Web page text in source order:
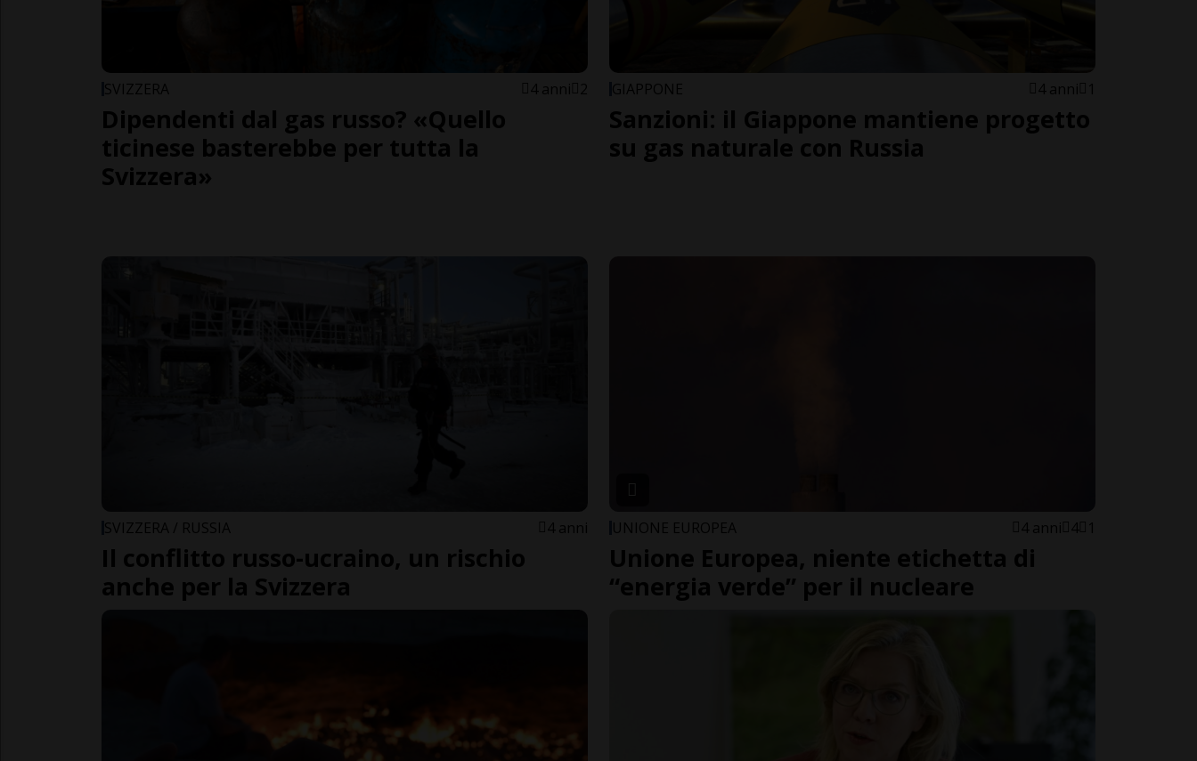
SVIZZERA 4 anni 2
Dipendenti dal gas russo? «Quello
ticinese basterebbe per tutta la
Svizzera»
GIAPPONE 4 anni 1
Sanzioni: il Giappone mantiene progetto
su gas naturale con Russia
SVIZZERA / RUSSIA 4 anni
Il conflitto russo-ucraino, un rischio
anche per la Svizzera
UNIONE EUROPEA 4 anni 4 1
Unione Europea, niente etichetta di
“energia verde” per il nucleare